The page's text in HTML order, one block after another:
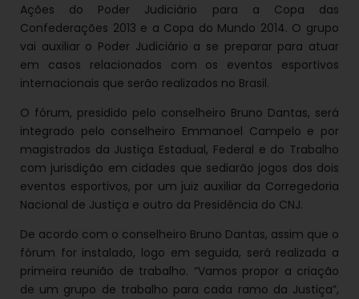
Ações do Poder Judiciário para a Copa das
Confederações 2013 e a Copa do Mundo 2014. O grupo
vai auxiliar o Poder Judiciário a se preparar para atuar
em casos relacionados com os eventos esportivos
internacionais que serão realizados no Brasil.
O fórum, presidido pelo conselheiro Bruno Dantas, será
integrado pelo conselheiro Emmanoel Campelo e por
magistrados da Justiça Estadual, Federal e do Trabalho
com jurisdição em cidades que sediarão jogos dos dois
eventos esportivos, por um juiz auxiliar da Corregedoria
Nacional de Justiça e outro da Presidência do CNJ.
De acordo com o conselheiro Bruno Dantas, assim que o
fórum for instalado, logo em seguida, será realizada a
primeira reunião de trabalho. “Vamos propor a criação
de um grupo de trabalho para cada ramo da Justiça”,